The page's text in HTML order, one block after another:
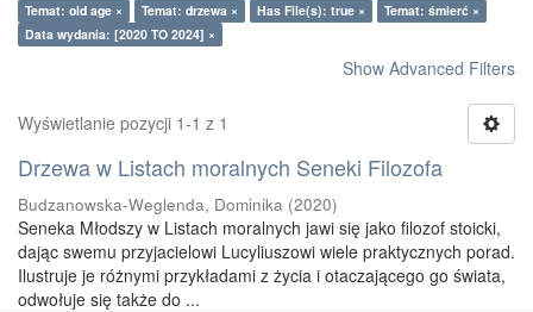
Temat: old age × Temat: drzewa × Has File(s): true ×
Temat: śmierć ×
Data wydania: [2020 TO 2024] ×
Show Advanced Filters
Wyświetlanie pozycji 1-1 z 1
Drzewa w Listach moralnych Seneki Filozofa
Budzanowska-Weglenda, Dominika (2020)
Seneka Młodszy w Listach moralnych jawi się jako filozof stoicki,
dając swemu przyjacielowi Lucyliuszowi wiele praktycznych porad.
Ilustruje je różnymi przykładami z życia i otaczającego go świata,
odwołuje się także do ...